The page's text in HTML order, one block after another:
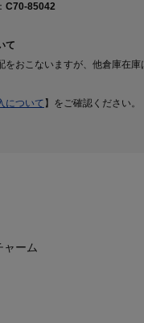
C70-85042
て
をおこないますが、他倉庫在
について 】をご確認ください。
ャーム